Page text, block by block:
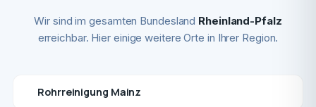
Wir sind im gesamten Bundesland Rheinland-Pfalz
erreichbar. Hier einige weitere Orte in Ihrer Region.
Rohrreinigung Mainz